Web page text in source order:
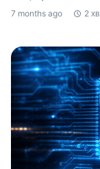
7 months ago
2 хв